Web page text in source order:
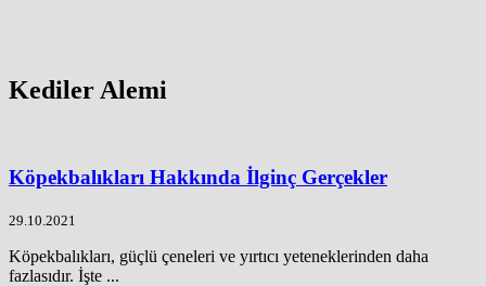
Kediler Alemi
Köpekbalıkları Hakkında İlginç Gerçekler
29.10.2021
Köpekbalıkları, güçlü çeneleri ve yırtıcı yeteneklerinden daha
fazlasıdır. İşte ...